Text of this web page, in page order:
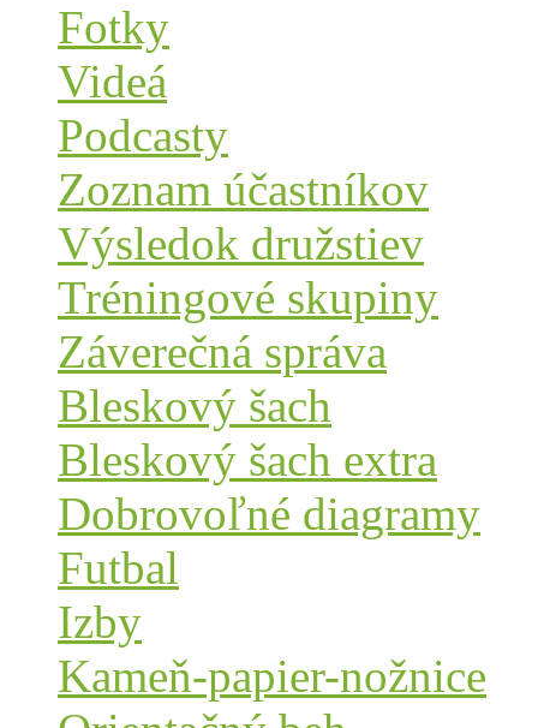
Fotky
Videá
Podcasty
Zoznam účastníkov
Výsledok družstiev
Tréningové skupiny
Záverečná správa
Bleskový šach
Bleskový šach extra
Dobrovoľné diagramy
Futbal
Izby
Kameň-papier-nožnice